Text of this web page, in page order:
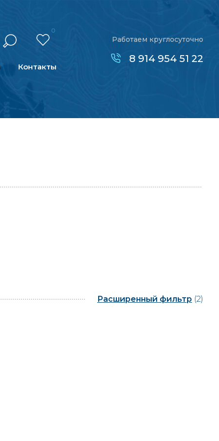
0
Контакты
Работаем круглосуточно
8 914 954 51 22
Расширенный фильтр (2)